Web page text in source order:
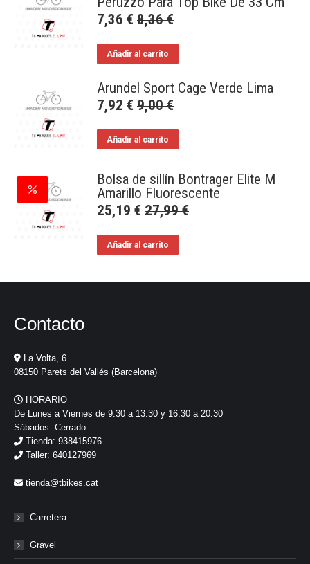
7,36 € 8,36€
Añadir al carrito
Arundel Sport Cage Verde Lima
7,92 € 9,00€
Añadir al carrito
Bolsa de sillín Bontrager Elite M
Amarillo Fluorescente
25,19 € 27,99€
Añadir al carrito
Contacto
La Volta, 6
08150 Parets del Vallés (Barcelona)
HORARIO
De Lunes a Viernes de 9:30 a 13:30 y 16:30 a 20:30
Sábados: Cerrado
Tienda: 938415976
Taller: 640127969
tienda@tbikes.cat
Carretera
Gravel